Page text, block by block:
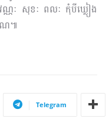
ណ្ណៈ សុខៈ ពលៈ កុំបី​ឃ្លៀង​
ណ៕
Telegram